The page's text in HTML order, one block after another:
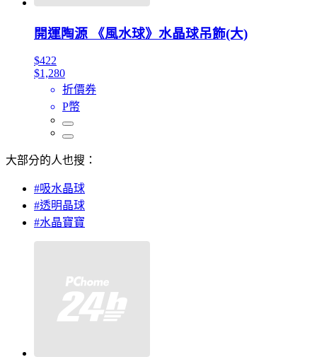
開運陶源 《風水球》水晶球吊飾(大)
$422
$1,280
折價券
P幣
大部分的人也搜：
#吸水晶球
#透明晶球
#水晶寶寶